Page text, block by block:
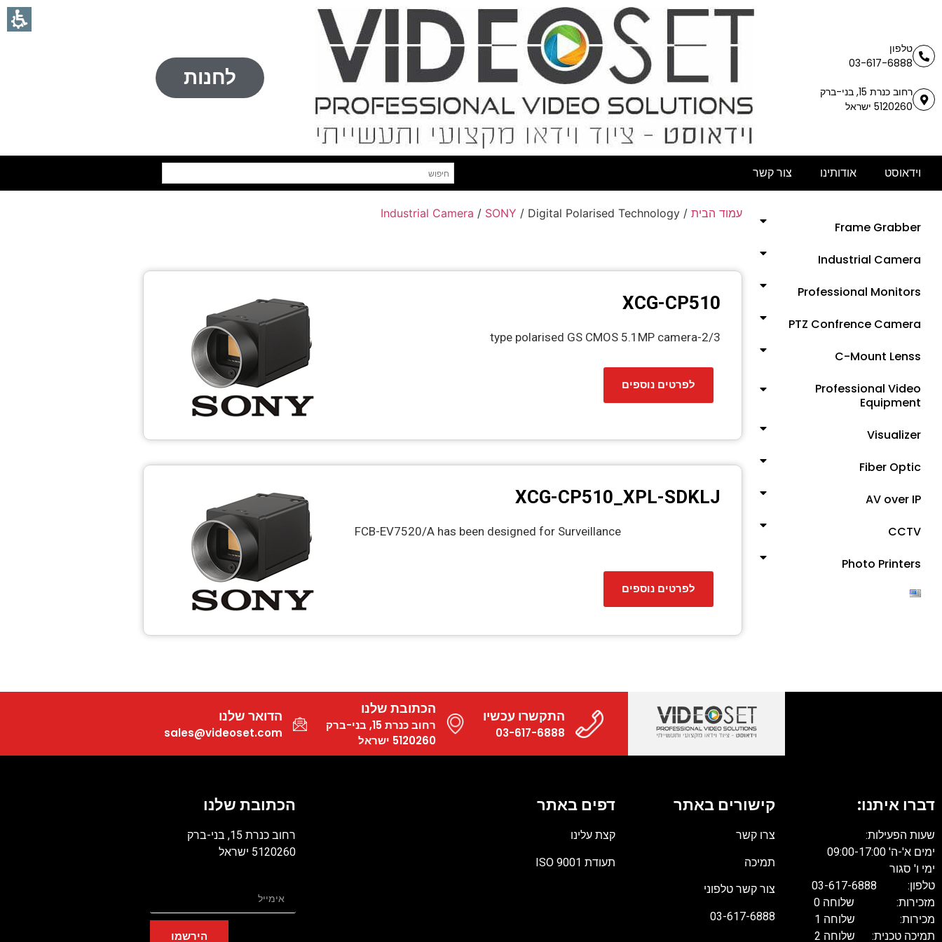
טלפון
03-617-6888
רחוב כנרת 15, בני-ברק
5120260 ישראל
לחנות
וידאוסט אודותינו צור קשר
Frame Grabber
Industrial Camera
Professional Monitors
PTZ Confrence Camera
C-Mount Lenss
Professional Video
Equipment
Visualizer
Fiber Optic
AV over IP
CCTV
Photo Printers
עמוד הבית /
Industrial Camera / SONY / Digital Polarised Technology
XCG-CP510
2/3-type polarised GS CMOS 5.1MP camera
לפרטים נוספים
XCG-CP510_XPL-SDKLJ
FCB-EV7520/A has been designed for Surveillance
לפרטים נוספים
התקשרו עכשיו
03-617-6888
הכתובת שלנו
רחוב כנרת 15, בני-ברק
5120260 ישראל
הדואר שלנו
sales@videoset.com
דברו איתנו:
שעות הפעילות:
ימים א'-ה' 09:00-17:00
ימי ו' סגור
טלפון: 03-617-6888
מזכירות: שלוחה 0
מכירות: שלוחה 1
תמיכה טכנית: שלוחה 2
קישורים באתר
צרו קשר
תמיכה
צור קשר טלפוני
03-617-6888
דפים באתר
קצת עלינו
תעודת ISO 9001
הכתובת שלנו
רחוב כנרת 15, בני-ברק
5120260 ישראל
הירשמו